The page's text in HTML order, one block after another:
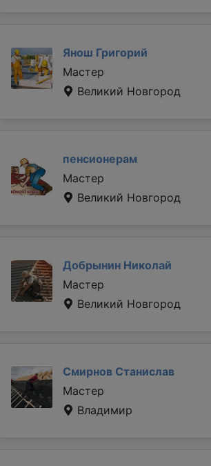
Янош Григорий
Мастер
Великий Новгород
пенсионерам
Мастер
Великий Новгород
Добрынин Николай
Мастер
Великий Новгород
Смирнов Станислав
Мастер
Владимир